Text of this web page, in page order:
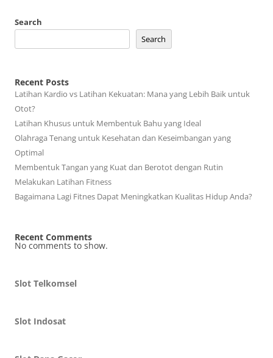
Search
Search
Recent Posts
Latihan Kardio vs Latihan Kekuatan: Mana yang Lebih Baik untuk
Otot?
Latihan Khusus untuk Membentuk Bahu yang Ideal
Olahraga Tenang untuk Kesehatan dan Keseimbangan yang
Optimal
Membentuk Tangan yang Kuat dan Berotot dengan Rutin
Melakukan Latihan Fitness
Bagaimana Lagi Fitnes Dapat Meningkatkan Kualitas Hidup Anda?
Recent Comments
No comments to show.
Slot Telkomsel
Slot Indosat